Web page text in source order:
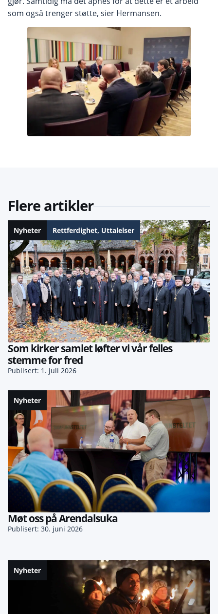
som også trenger støtte, sier Hermansen.
Flere artikler
Nyheter Rettferdighet, Uttalelser
Som kirker samlet løfter vi vår felles
stemme for fred
Publisert: 1. juli 2026
Nyheter
Møt oss på Arendalsuka
Publisert: 30. juni 2026
Nyheter